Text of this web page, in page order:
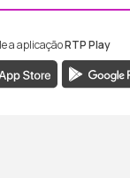
Madeira
Madeira
a aplicaçãoRTP Play